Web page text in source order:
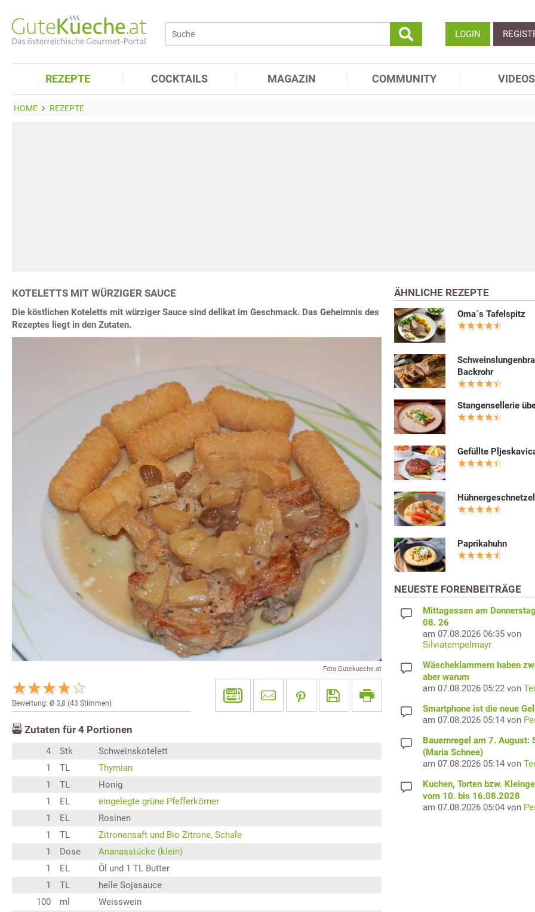
LOGIN
REZEPTE COCKTAILS MAGAZIN COMMUNITY VIDEOS
HOME REZEPTE
KOTELETTS MIT WÜRZIGER SAUCE
Die köstlichen Koteletts mit würziger Sauce sind delikat im Geschmack. Das Geheimnis des
Rezeptes liegt in den Zutaten.
Foto Gutekueche.at
Bewertung: Ø 3,8 (43 Stimmen)
Zutaten für 4 Portionen
4 Stk
Schweinskotelett
1
TL
Thymian
1
TL
Honig
1
EL
eingelegte grüne Pfefferkörner
1
EL
Rosinen
1
TL
Zitronensaft und Bio Zitrone, Schale
1
Dose
Ananasstücke (klein)
1
EL
Öl und 1 TL Butter
1
TL
helle Sojasauce
100
ml
Weisswein
ÄHNLICHE REZEPTE
Oma´s Tafelspitz
Backrohr
Stangensellerie
Gefüllte
Paprikahuhn
NEUESTE FORENBEITRÄGE
Mittagessen am
08. 26
am 07.08.2026 06:35 von
Silviatempelmayr
Wäscheklammern haben
aber warum
am 07.08.2026 05:22 von
Smartphone ist die neue
am 07.08.2026 05:14 von
Bauernregel am 7. August:
(Maria Schnee)
am 07.08.2026 05:14 von
Kuchen, Torten bzw.
vom 10. bis 16.08.2028
am 07.08.2026 05:04 von